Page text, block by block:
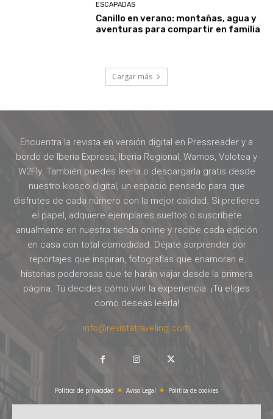
ESCAPADAS
Canillo en verano: montañas, agua y
aventuras para compartir en familia
Cargar más
Encuentra la revista en versión digital en Pressreader y a
bordo de Iberia Express, Iberia Regional, Wamos, Volotea y
W2Fly. También puedes leerla o descargarla gratis desde
nuestro kiosco digital, un espacio pensado para que
disfrutes de cada número con la mejor calidad. Si prefieres
el papel, adquiere ejemplares sueltos o suscríbete
anualmente en nuestra tienda online y recibe cada edición
en casa con total comodidad. Déjate sorprender por
reportajes que inspiran, fotografías que enamoran e
historias poderosas que te harán viajar desde la primera
página. Tú decides cómo vivir la experiencia. ¡Tú eliges
como deseas leerla!
info@revistatraveling.com
Política de privacidad Aviso Legal Política de cookies